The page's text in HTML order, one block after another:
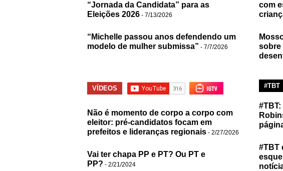
“Jornada da Candidata” para as
Eleições 2026 - 7/13/2026
“Michelle passou anos defendendo um
modelo de mulher submissa” - 7/7/2026
com
sobre
VÍDEOS
Não é momento de corpo a corpo com
eleitor: pré-candidatos focam em
prefeitos e lideranças regionais - 2/27/2026
Vai ter chapa PP e PT? Ou PT e
PP? - 2/21/2024
#TBT
#TBT